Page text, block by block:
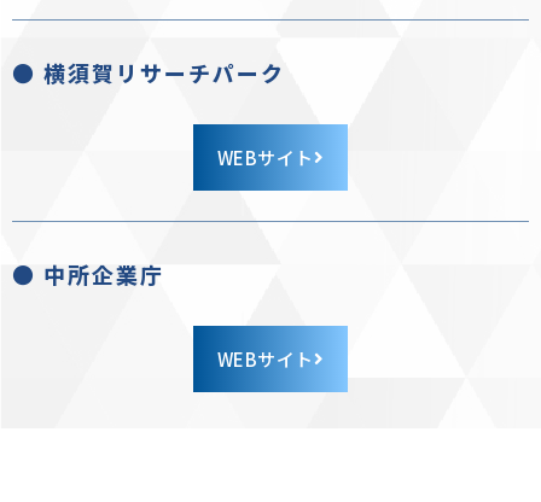
● 横須賀リサーチパーク
WEBサイト
● 中所企業庁
WEBサイト